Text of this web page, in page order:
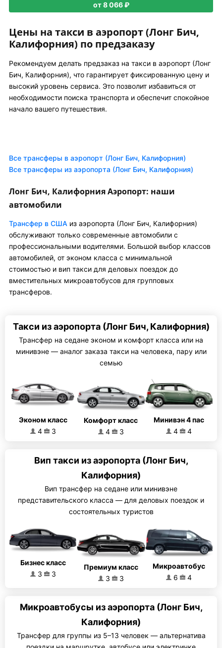
от 8 066 ₽
Цены на такси в аэропорт (Лонг Бич,
Калифорния) по предзаказу
Рекомендуем делать предзаказ на такси в аэропорт (Лонг
Бич, Калифорния), что гарантирует фиксированную цену и
высокий уровень сервиса. Это позволит избавиться от
необходимости поиска транспорта и обеспечит спокойное
начало вашего путешествия.
Все трансферы в аэропорт (Лонг Бич, Калифорния)
Все трансферы из аэропорта (Лонг Бич, Калифорния)
Лонг Бич, Калифорния Аэропорт: наши
автомобили
Трансфер в США из аэропорта (Лонг Бич, Калифорния)
обслуживают только современные автомобили с
профессиональными водителями. Большой выбор классов
автомобилей, от эконом класса с минимальной
стоимостью и вип такси для деловых поездок до
вместительных микроавтобусов для групповых
трансферов.
Такси из аэропорта (Лонг Бич, Калифорния)
Трансфер на седане эконом и комфорт класса или на
минивэне — аналог заказа такси на человека, пару или
семью
Эконом класс
4
3
Комфорт класс
4
3
Минивэн 4 пас
4
4
Вип такси из аэропорта (Лонг Бич,
Калифорния)
Вип трансфер на седане или минивэне
представительского класса — для деловых поездок и
состоятельных туристов
Бизнес класс
3
3
Премиум класс
3
3
Микроавтобус
6
4
Микроавтобусы из аэропорта (Лонг Бич,
Калифорния)
Трансфер для группы из 5–13 человек — альтернатива